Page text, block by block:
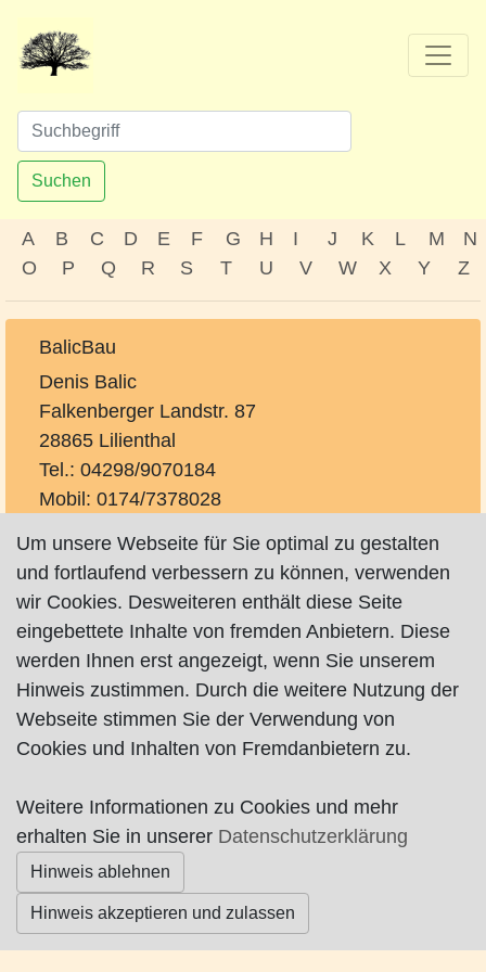
Suchen
A B C D E F G H I J K L M
N
O
P Q R S T U V W X Y Z
BalicBau
Denis Balic
Falkenberger Landstr. 87
28865 Lilienthal
Tel.: 04298/9070184
Mobil: 0174/7378028
Impressum|Datenschutz| AGB
© Worpswede24 2015-2026
Um unsere Webseite für Sie optimal zu gestalten
und fortlaufend verbessern zu können, verwenden
wir Cookies. Desweiteren enthält diese Seite
eingebettete Inhalte von fremden Anbietern. Diese
werden Ihnen erst angezeigt, wenn Sie unserem
Hinweis zustimmen. Durch die weitere Nutzung der
Webseite stimmen Sie der Verwendung von
Cookies und Inhalten von Fremdanbietern zu.
Weitere Informationen zu Cookies und mehr
erhalten Sie in unserer Datenschutzerklärung
Hinweis ablehnen
Hinweis akzeptieren und zulassen